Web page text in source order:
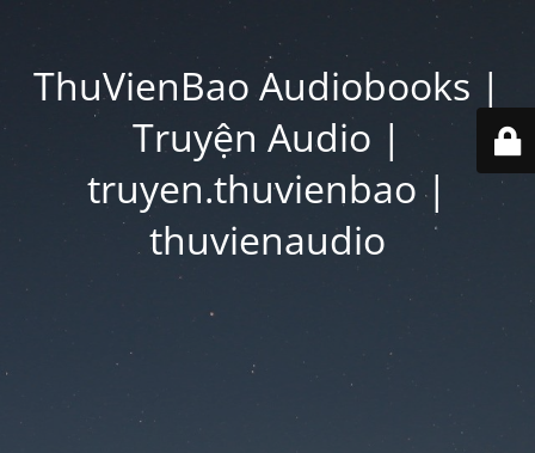
ThuVienBao Audiobooks |
Truyện Audio |
truyen.thuvienbao |
thuvienaudio